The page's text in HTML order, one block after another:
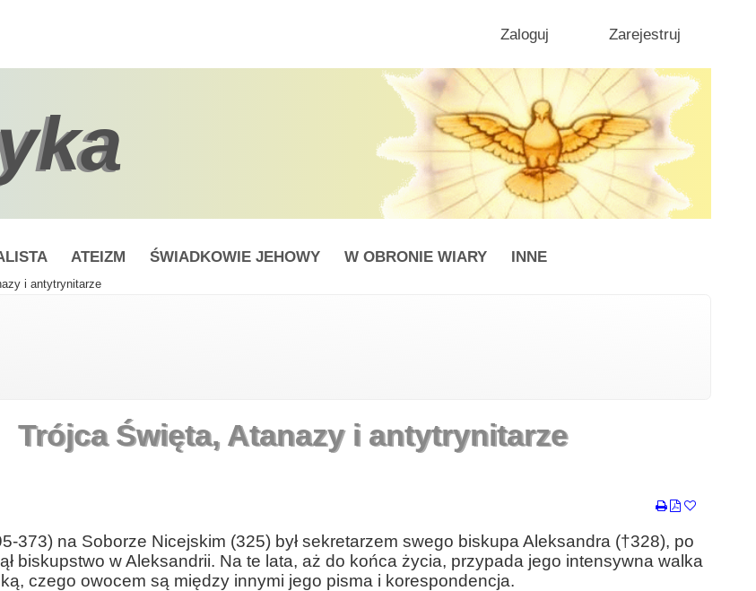
Zaloguj Zarejestruj
ATEIZM ŚWIADKOWIE JEHOWY W OBRONIE WIARY INNE
i antytrynitarze
Trójca Święta, Atanazy i antytrynitarze
373) na Soborze Nicejskim (325) był sekretarzem swego biskupa Aleksandra (†328), po
biskupstwo w Aleksandrii. Na te lata, aż do końca życia, przypada jego intensywna walka
czego owocem są między innymi jego pisma i korespondencja.